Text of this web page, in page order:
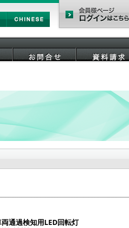
Chinese
会員様ページ
通過検知用LED回転灯